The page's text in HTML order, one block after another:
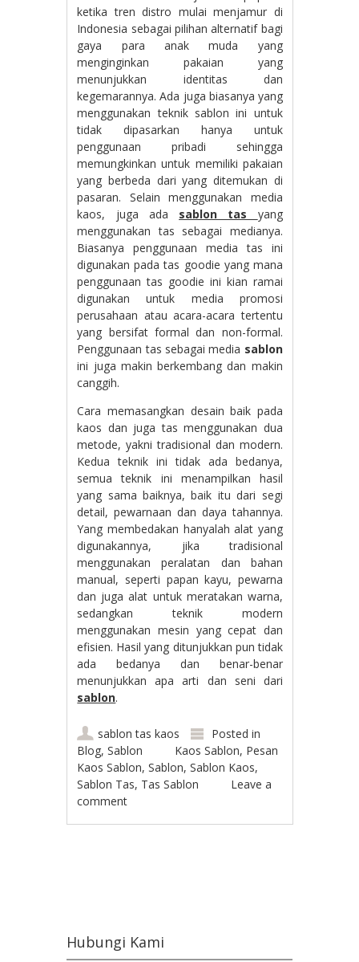
ketika tren distro mulai menjamur di
Indonesia sebagai pilihan alternatif bagi
gaya para anak muda yang
menginginkan pakaian yang
menunjukkan identitas dan
kegemarannya. Ada juga biasanya yang
menggunakan teknik sablon ini untuk
tidak dipasarkan hanya untuk
penggunaan pribadi sehingga
memungkinkan untuk memiliki pakaian
yang berbeda dari yang ditemukan di
pasaran. Selain menggunakan media
kaos, juga ada sablon tas yang
menggunakan tas sebagai medianya.
Biasanya penggunaan media tas ini
digunakan pada tas goodie yang mana
penggunaan tas goodie ini kian ramai
digunakan untuk media promosi
perusahaan atau acara-acara tertentu
yang bersifat formal dan non-formal.
Penggunaan tas sebagai media sablon
ini juga makin berkembang dan makin
canggih.
Cara memasangkan desain baik pada
kaos dan juga tas menggunakan dua
metode, yakni tradisional dan modern.
Kedua teknik ini tidak ada bedanya,
semua teknik ini menampilkan hasil
yang sama baiknya, baik itu dari segi
detail, pewarnaan dan daya tahannya.
Yang membedakan hanyalah alat yang
digunakannya, jika tradisional
menggunakan peralatan dan bahan
manual, seperti papan kayu, pewarna
dan juga alat untuk meratakan warna,
sedangkan teknik modern
menggunakan mesin yang cepat dan
efisien. Hasil yang ditunjukkan pun tidak
ada bedanya dan benar-benar
menunjukkan apa arti dan seni dari
sablon.
sablon tas kaos
Posted in
Blog,Sablon Kaos Sablon, Pesan
Kaos Sablon,Sablon,Sablon Kaos,
Sablon Tas, Tas Sablon
Leave a
comment
Hubungi Kami